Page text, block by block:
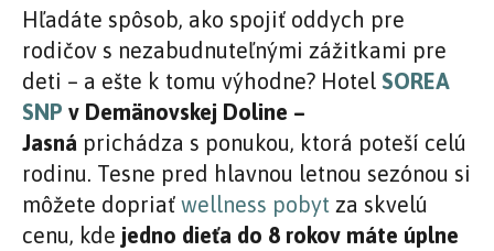
Hľadáte spôsob, ako spojiť oddych pre
rodičov s nezabudnuteľnými zážitkami pre
deti – a ešte k tomu výhodne? Hotel SOREA
SNP v Demänovskej Doline –
Jasná prichádza s ponukou, ktorá poteší celú
rodinu. Tesne pred hlavnou letnou sezónou si
môžete dopriať wellness pobyt za skvelú
cenu, kde jedno dieťa do 8 rokov máte úplne